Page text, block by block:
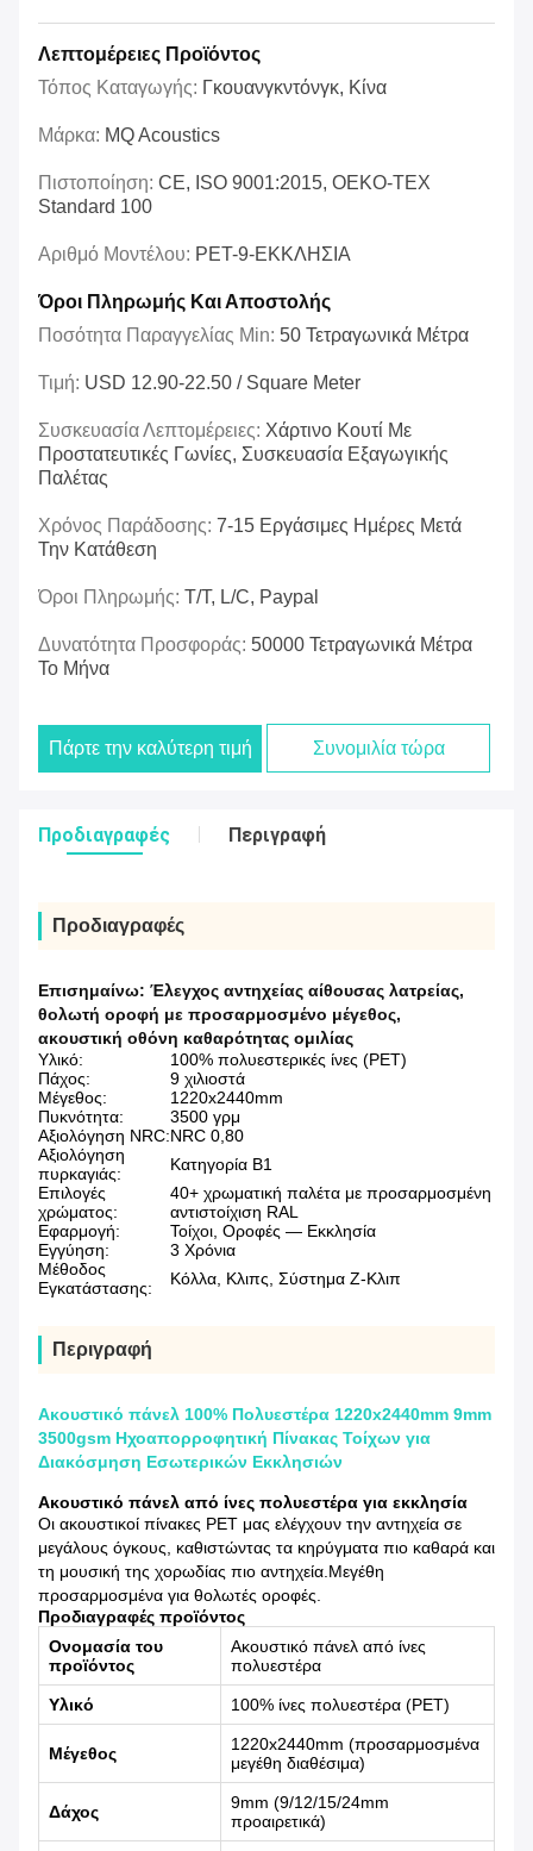
Λεπτομέρειες Προϊόντος
Τόπος Καταγωγής: Γκουανγκντόνγκ, Κίνα
Μάρκα: MQ Acoustics
Πιστοποίηση: CE, ISO 9001:2015, OEKO-TEX
Standard 100
Αριθμό Μοντέλου: PET-9-ΕΚΚΛΗΣΙΑ
Όροι Πληρωμής Και Αποστολής
Ποσότητα Παραγγελίας Min: 50 Τετραγωνικά Μέτρα
Τιμή: USD 12.90-22.50 / Square Meter
Συσκευασία Λεπτομέρειες: Χάρτινο Κουτί Με
Προστατευτικές Γωνίες, Συσκευασία Εξαγωγικής
Παλέτας
Χρόνος Παράδοσης: 7-15 Εργάσιμες Ημέρες Μετά
Την Κατάθεση
Όροι Πληρωμής: T/t, L/c, Paypal
Δυνατότητα Προσφοράς: 50000 Τετραγωνικά Μέτρα
Το Μήνα
Πάρτε την καλύτερη τιμή Συνομιλία τώρα
Προδιαγραφές Περιγραφή
Προδιαγραφές
Επισημαίνω: Έλεγχος αντηχείας αίθουσας λατρείας,
θολωτή οροφή με προσαρμοσμένο μέγεθος,
ακουστική οθόνη καθαρότητας ομιλίας
Υλικό:
100% πολυεστερικές ίνες (PET)
Πάχος:
9 χιλιοστά
Μέγεθος:
1220x2440mm
Πυκνότητα:
3500 γρμ
Αξιολόγηση NRC:NRC 0,80
Αξιολόγηση
πυρκαγιάς:
Κατηγορία Β1
Επιλογές
χρώματος:
40+ χρωματική παλέτα με προσαρμοσμένη
αντιστοίχιση RAL
Εφαρμογή:
Τοίχοι, Οροφές — Εκκλησία
Εγγύηση:
3 Χρόνια
Μέθοδος
Εγκατάστασης:
Κόλλα, Κλιπς, Σύστημα Ζ-Κλιπ
Περιγραφή
Ακουστικό πάνελ 100% Πολυεστέρα 1220x2440mm 9mm
3500gsm Ηχοαπορροφητική Πίνακας Τοίχων για
Διακόσμηση Εσωτερικών Εκκλησιών
Ακουστικό πάνελ από ίνες πολυεστέρα για εκκλησία
Οι ακουστικοί πίνακες PET μας ελέγχουν την αντηχεία σε
μεγάλους όγκους, καθιστώντας τα κηρύγματα πιο καθαρά και
τη μουσική της χορωδίας πιο αντηχεία.Μεγέθη
προσαρμοσμένα για θολωτές οροφές.
Προδιαγραφές προϊόντος
Ονομασία του
προϊόντος
Ακουστικό πάνελ από ίνες
πολυεστέρα
Υλικό 100% ίνες πολυεστέρα (PET)
Μέγεθος
1220x2440mm (προσαρμοσμένα
μεγέθη διαθέσιμα)
Δάχος
9mm (9/12/15/24mm
προαιρετικά)